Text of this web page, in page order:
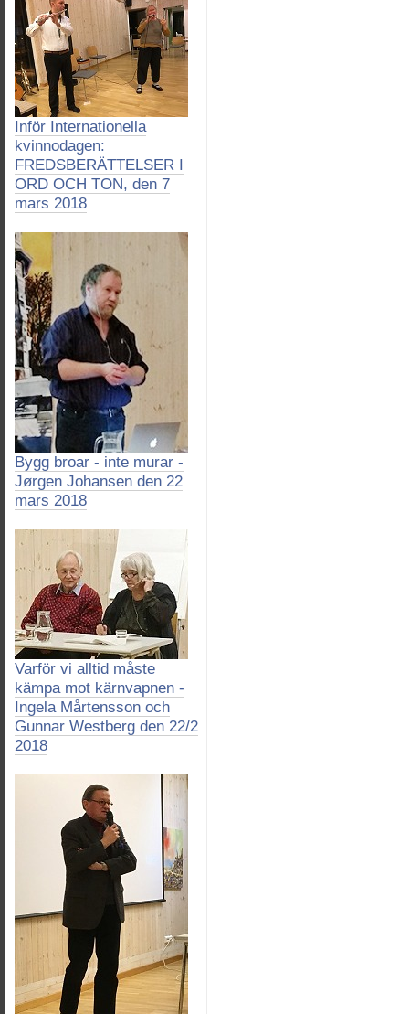
Inför Internationella
kvinnodagen:
FREDSBERÄTTELSER I
ORD OCH TON, den 7
mars 2018
Bygg broar - inte murar -
Jørgen Johansen den 22
mars 2018
Varför vi alltid måste
kämpa mot kärnvapnen -
Ingela Mårtensson och
Gunnar Westberg den 22/2
2018